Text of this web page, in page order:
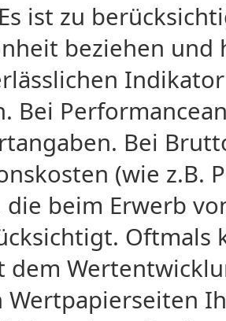
Es ist zu
beziehen
Bei
Bei
(wie z.B.
die beim Erwerb
Oftmals
dem
Wertpapierseiten